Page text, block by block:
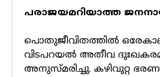
പരാജയമറിയാത്ത
പൊതുജീവിതത്തില്‍
വിടപറയല്‍ അതീവ
അനുസ്മരിച്ചു. കഴിവുറ്റ